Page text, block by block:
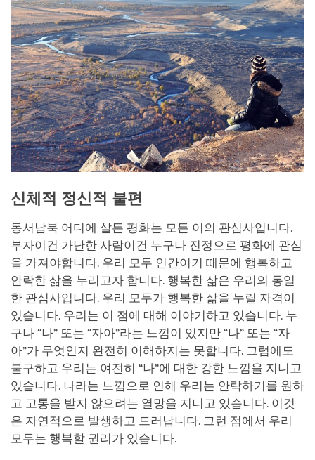
신체적 정신적 불편
동서남북 어디에 살든 평화는 모든 이의 관심사입니다.
부자이건 가난한 사람이건 누구나 진정으로 평화에 관심
을 가져야합니다. 우리 모두 인간이기 때문에 행복하고
안락한 삶을 누리고자 합니다. 행복한 삶은 우리의 동일
한 관심사입니다. 우리 모두가 행복한 삶을 누릴 자격이
있습니다. 우리는 이 점에 대해 이야기하고 있습니다. 누
구나 “나” 또는 “자아”라는 느낌이 있지만 “나” 또는 “자
아”가 무엇인지 완전히 이해하지는 못합니다. 그럼에도
불구하고 우리는 여전히 “나”에 대한 강한 느낌을 지니고
있습니다. 나라는 느낌으로 인해 우리는 안락하기를 원하
고 고통을 받지 않으려는 열망을 지니고 있습니다. 이것
은 자연적으로 발생하고 드러납니다. 그런 점에서 우리
모두는 행복할 권리가 있습니다.